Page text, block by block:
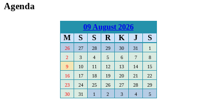
Agenda
09 August 2026
M
S S R K J S
26 27 28 29 30 31
1
2
3 4 5 6 7
8
9
10 11 12 13 14
15
16
17 18 19 20 21
22
23
24 25 26 27 28
29
30
31 1 2 3 4 5